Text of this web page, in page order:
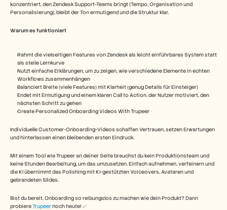
konzentriert, den Zendesk Support-Teams bringt (Tempo, Organisation und
Personalisierung), bleibt der Ton ermutigend und die Struktur klar.
Warum es funktioniert
Rahmt die vielseitigen Features von Zendesk als leicht einführbares System statt
als steile Lernkurve
Nutzt einfache Erklärungen, um zu zeigen, wie verschiedene Elemente in echten
Workflows zusammenhängen
Balanciert Breite (viele Features) mit Klarheit (genug Details für Einsteiger)
Endet mit Ermutigung und einem klaren Call to Action, der Nutzer motiviert, den
nächsten Schritt zu gehen
Create Personalized Onboarding Videos With Trupeer
Individuelle Customer-Onboarding-Videos schaffen Vertrauen, setzen Erwartungen
und hinterlassen einen bleibenden ersten Eindruck.
Mit einem Tool wie Trupeer an deiner Seite brauchst du kein Produktionsteam und
keine Stunden Bearbeitung, um das umzusetzen. Einfach aufnehmen, verfeinern und
die KI übernimmt das Polishing mit KI-gestützten Voiceovers, Avataren und
gebrandeten Slides.
Bist du bereit, Onboarding so reibungslos zu machen wie dein Produkt? Dann
probiere Trupeer noch heute! ✅